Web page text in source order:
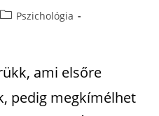
Pszichológia
ami elsőre
pedig megkímélhet